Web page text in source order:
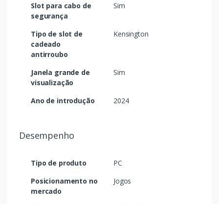
Slot para cabo de
segurança
Sim
Tipo de slot de
cadeado
antirroubo
Kensington
Janela grande de
visualização
Sim
Ano de introdução 2024
Desempenho
Tipo de produto
PC
Posicionamento no
mercado
Jogos